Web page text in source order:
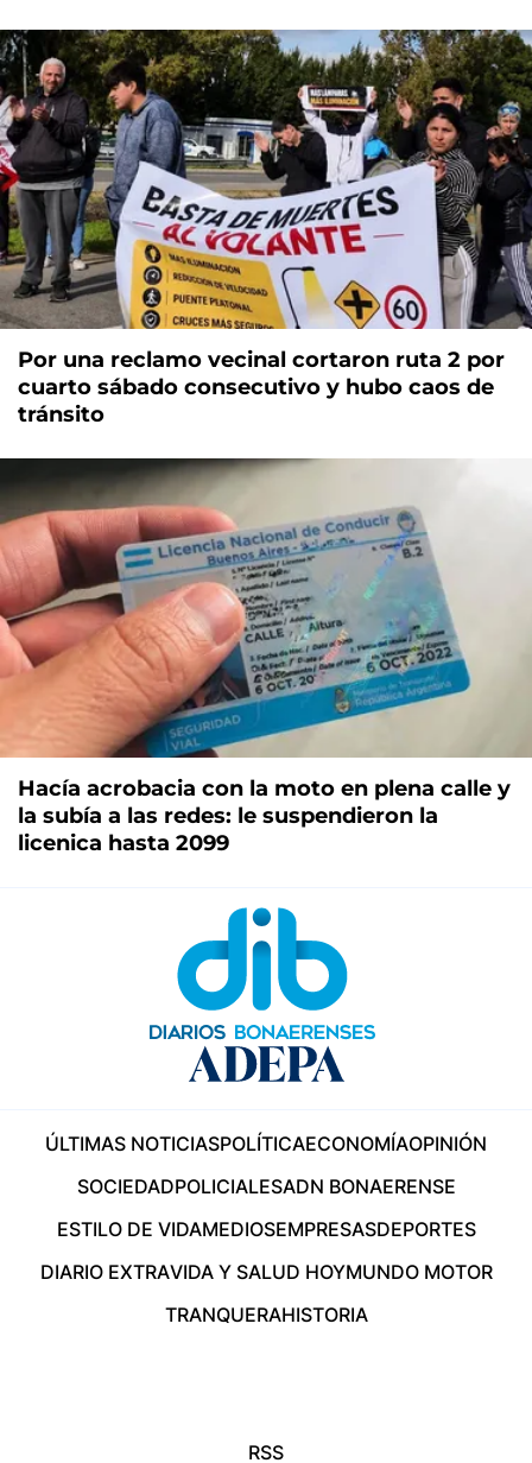
Por una reclamo vecinal cortaron ruta 2 por
cuarto sábado consecutivo y hubo caos de
tránsito
Hacía acrobacia con la moto en plena calle y
la subía a las redes: le suspendieron la
licenica hasta 2099
ÚLTIMAS NOTICIASPOLÍTICAECONOMÍAOPINIÓN
SOCIEDADPOLICIALESADN BONAERENSE
ESTILO DE VIDAMEDIOSEMPRESASDEPORTES
DIARIO EXTRAVIDA Y SALUD HOYMUNDO MOTOR
TRANQUERAHISTORIA
RSS